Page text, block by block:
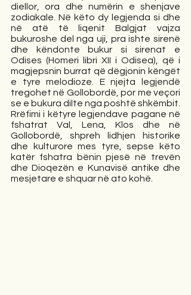
diellor, ora dhe numërin e shenjave
zodiakale. Në këto dy legjenda si dhe
në atë të liqenit Balgjat vajza
bukuroshe del nga uji, pra ishte sirenë
dhe këndonte bukur si sirenat e
Odises (Homeri libri XII i Odisea), që i
magjepsnin burrat që dëgjonin këngët
e tyre melodioze. E njejta legjendë
tregohet në Gollobordë, por me veçori
se e bukura dilte nga poshtë shkëmbit.
Rrëfimi i këtyre legjendave pagane në
fshatrat Val, Lena, Klos dhe në
Gollobordë, shpreh lidhjen historike
dhe kulturore mes tyre, sepse këto
katër fshatra bënin pjesë në trevën
dhe Dioqezën e Kunavisë antike dhe
mesjetare e shquar në ato kohë.